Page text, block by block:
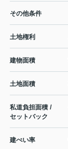
その他条件
土地権利
建物面積
土地面積
私道負担面積 /
セットバック
建ぺい率